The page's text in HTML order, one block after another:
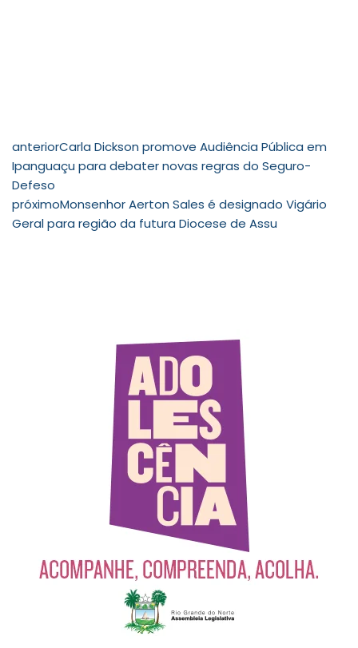
anteriorCarla Dickson promove Audiência Pública em
Ipanguaçu para debater novas regras do Seguro-
Defeso
próximoMonsenhor Aerton Sales é designado Vigário
Geral para região da futura Diocese de Assu